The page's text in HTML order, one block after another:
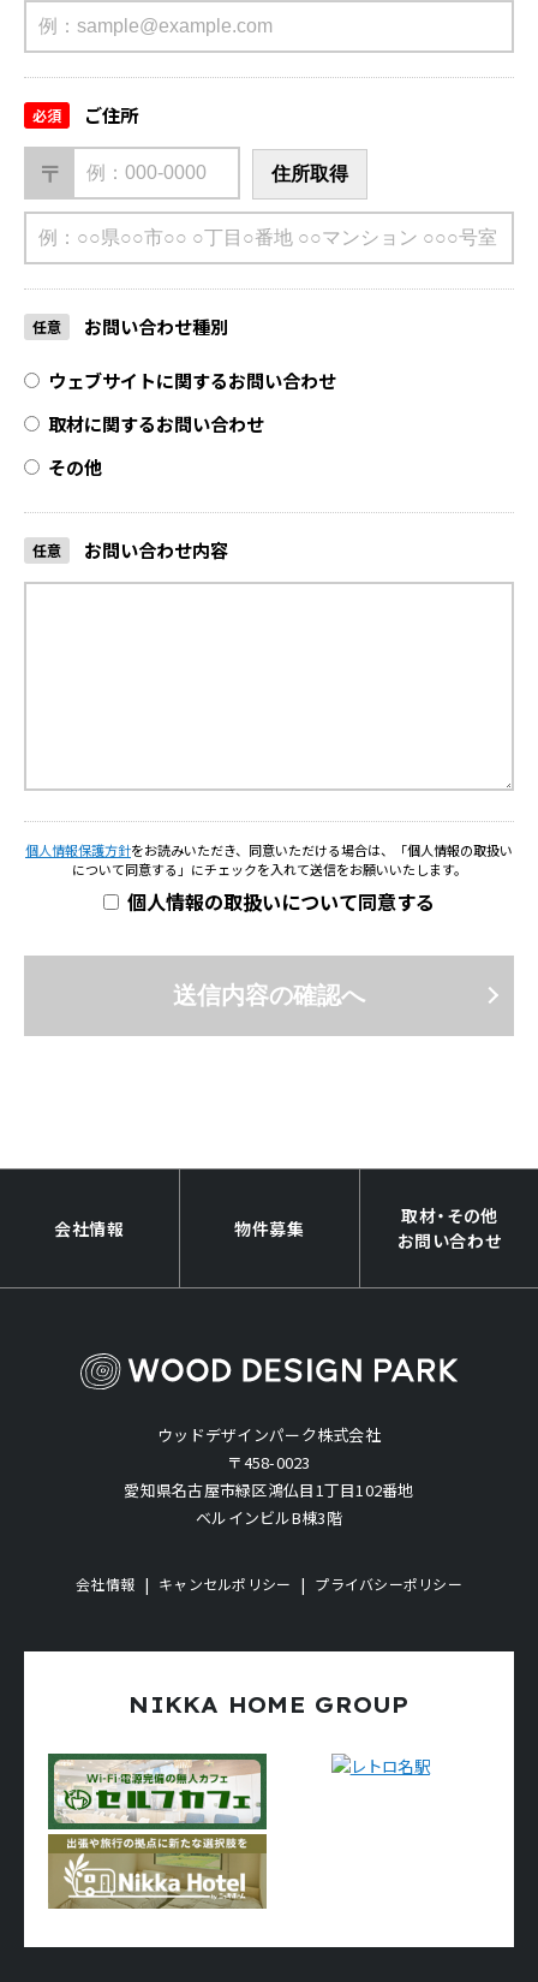
ご住所
必須
〒 住所取得
お問い合わせ種別
任意
ウェブサイトに関するお問い合わせ
取材に関するお問い合わせ
その他
お問い合わせ内容
任意
個人情報保護方針をお読みいただき、同意いただける場合は、
「個人情報の取扱い
について同意する」にチェックを入れて送信をお願いいたします。
個人情報の取扱いについて同意する
送信内容の確認へ
会社情報 物件募集
取材・その他
お問い合わせ
ウッドデザインパーク株式会社
〒458-0023
愛知県名古屋市緑区鴻仏目1丁目102番地
ベルインビルB棟3階
会社情報 キャンセルポリシー プライバシーポリシー
NIKKA HOME GROUP